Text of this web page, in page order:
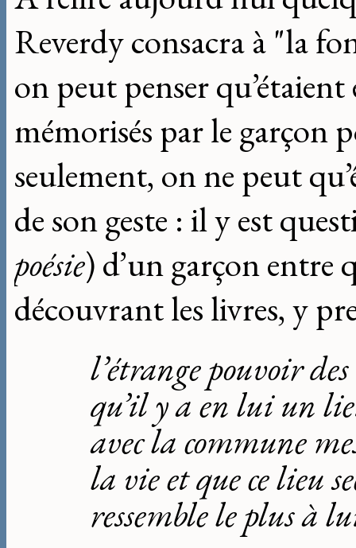
Reverdy consacra à "la
on peut penser qu’étaient
mémorisés par le garçon
seulement, on ne peut
de son geste : il y est
poésie) d’un garçon entre
découvrant les livres, y
l’étrange pouvoir
qu’il y a en lui un
avec la commune
la vie et que ce lieu
ressemble le plus à